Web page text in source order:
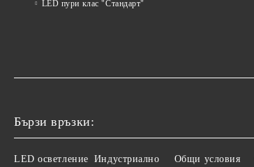
LED пури клас "Стандарт"
Бързи връзки:
LED осветление Индустриално
Общи условия